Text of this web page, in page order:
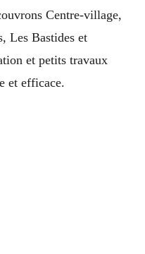
Centre-village,
Les Bastides et
et petits travaux
et efficace.